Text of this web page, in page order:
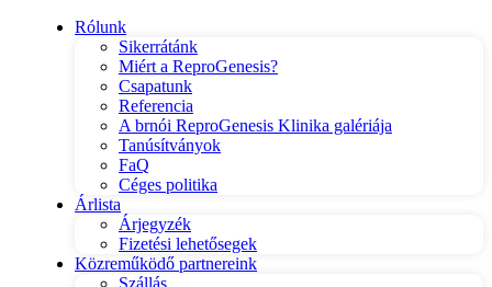
Rólunk
Sikerrátánk
Miért a ReproGenesis?
Csapatunk
Referencia
A brnói ReproGenesis Klinika galériája
Tanúsítványok
FaQ
Céges politika
Árlista
Árjegyzék
Fizetési lehetősegek
Közreműködő partnereink
Szállás